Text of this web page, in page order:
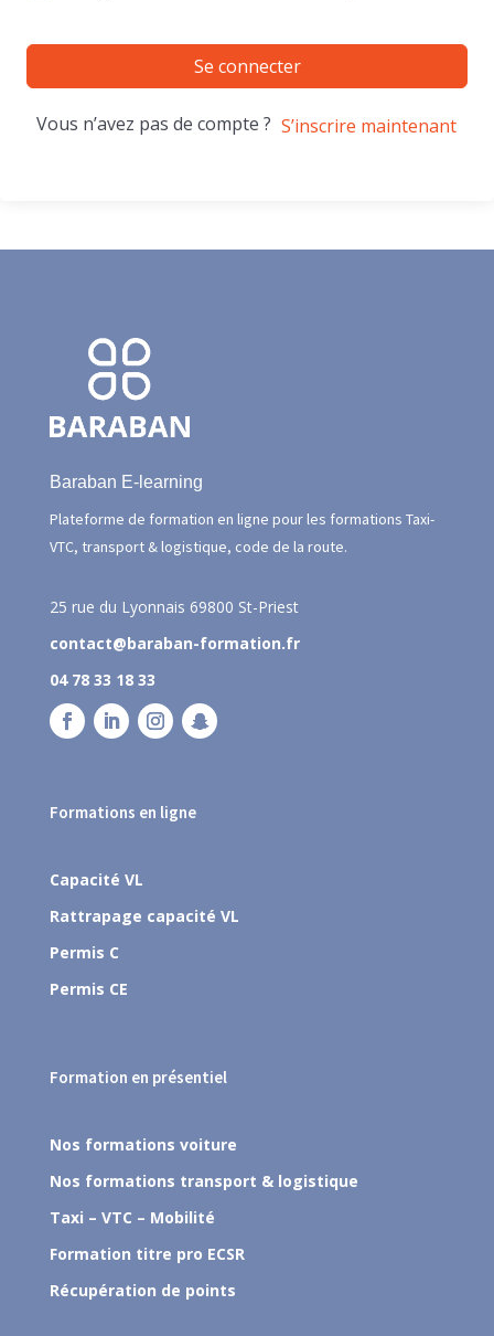
Se connecter
Vous n’avez pas de compte ? S’inscrire maintenant
Baraban E-learning
Plateforme de formation en ligne pour les formations Taxi-
VTC, transport & logistique, code de la route.
25 rue du Lyonnais 69800 St-Priest
contact@baraban-formation.fr
04 78 33 18 33
Formations en ligne
Capacité VL
Rattrapage capacité VL
Permis C
Permis CE
Formation en présentiel
Nos formations voiture
Nos formations transport & logistique
Taxi – VTC – Mobilité
Formation titre pro ECSR
Récupération de points